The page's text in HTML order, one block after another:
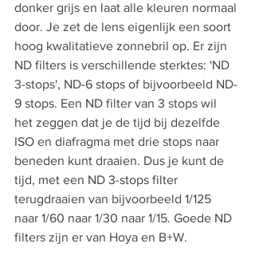
donker grijs en laat alle kleuren normaal
door. Je zet de lens eigenlijk een soort
hoog kwalitatieve zonnebril op. Er zijn
ND filters is verschillende sterktes: 'ND
3-stops', ND-6 stops of bijvoorbeeld ND-
9 stops. Een ND filter van 3 stops wil
het zeggen dat je de tijd bij dezelfde
ISO en diafragma met drie stops naar
beneden kunt draaien. Dus je kunt de
tijd, met een ND 3-stops filter
terugdraaien van bijvoorbeeld 1/125
naar 1/60 naar 1/30 naar 1/15. Goede ND
filters zijn er van Hoya en B+W.